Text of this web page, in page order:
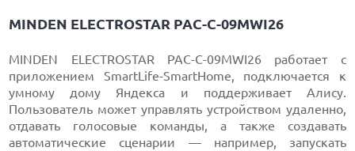
MINDEN ELECTROSTAR PAC-C-09MWI26
MINDEN ELECTROSTAR PAC-C-09MWI26 работает с
приложением SmartLife-SmartHome, подключается к
умному дому Яндекса и поддерживает Алису.
Пользователь может управлять устройством удаленно,
отдавать голосовые команды, а также создавать
автоматические сценарии — например, запускать